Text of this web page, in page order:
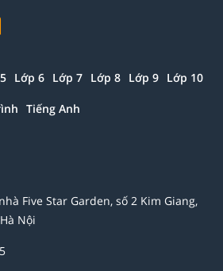
Lớp 6 Lớp 7 Lớp 8 Lớp 9 Lớp 10
Tiếng Anh
Five Star Garden, số 2 Kim Giang,
Nội